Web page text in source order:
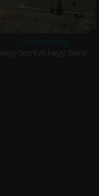
Csíkszereda
Somlyó hegy, Sóvár